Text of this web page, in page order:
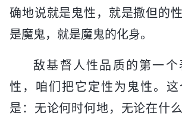
确地说就是鬼性，就是撒但的
是魔鬼，就是魔鬼的化身。
敌基督人性品质的第一个
性，咱们把它定性为鬼性。
是：无论何时何地，无论在什